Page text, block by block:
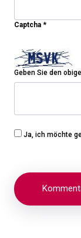
Captcha *
Geben Sie den
Ja, ich möchte